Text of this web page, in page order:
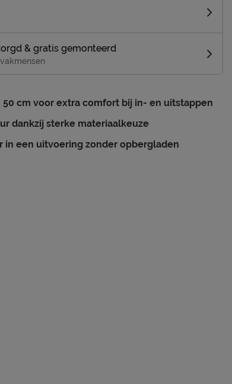
& gratis gemonteerd
50 cm voor extra comfort bij in- en uitstappen
dankzij sterke materiaalkeuze
in een uitvoering zonder opbergladen